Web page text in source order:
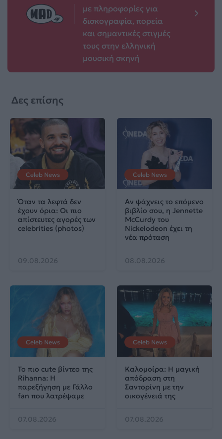
με πληροφορίες για
δισκογραφία, πορεία
και σημαντικές στιγμές
τους στην ελληνική
μουσική σκηνή
Δες επίσης
Celeb News
Όταν τα λεφτά δεν
έχουν όρια: Οι πιο
απίστευτες αγορές των
celebrities (photos)
09.08.2026
Celeb News
Αν ψάχνεις το επόμενο
βιβλίο σου, η Jennette
McCurdy του
Nickelodeon έχει τη
νέα πρόταση
08.08.2026
Celeb News
Το πιο cute βίντεο της
Rihanna: Η
παρεξήγηση με Γάλλο
fan που λατρέψαμε
07.08.2026
Celeb News
Καλομοίρα: Η μαγική
απόδραση στη
Σαντορίνη με την
οικογένειά της
07.08.2026